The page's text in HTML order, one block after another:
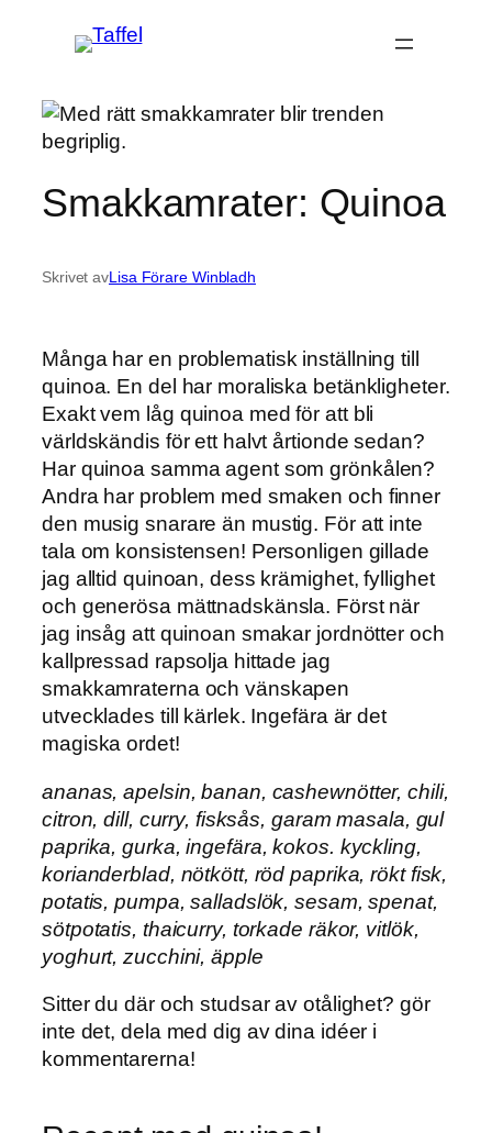
Smakkamrater: Quinoa
Skrivet avLisa Förare Winbladh
Många har en problematisk inställning till
quinoa. En del har moraliska betänkligheter.
Exakt vem låg quinoa med för att bli
världskändis för ett halvt årtionde sedan?
Har quinoa samma agent som grönkålen?
Andra har problem med smaken och finner
den musig snarare än mustig. För att inte
tala om konsistensen! Personligen gillade
jag alltid quinoan, dess krämighet, fyllighet
och generösa mättnadskänsla. Först när
jag insåg att quinoan smakar jordnötter och
kallpressad rapsolja hittade jag
smakkamraterna och vänskapen
utvecklades till kärlek. Ingefära är det
magiska ordet!
ananas, apelsin, banan, cashewnötter, chili,
citron, dill, curry, fisksås, garam masala, gul
paprika, gurka, ingefära, kokos. kyckling,
korianderblad, nötkött, röd paprika, rökt fisk,
potatis, pumpa, salladslök, sesam, spenat,
sötpotatis, thaicurry, torkade räkor, vitlök,
yoghurt, zucchini, äpple
Sitter du där och studsar av otålighet? gör
inte det, dela med dig av dina idéer i
kommentarerna!